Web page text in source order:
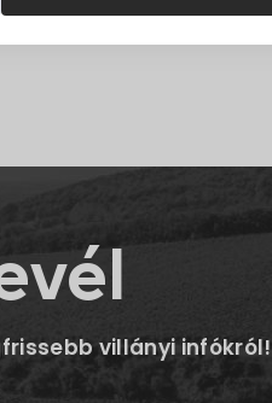
villányi infókról!